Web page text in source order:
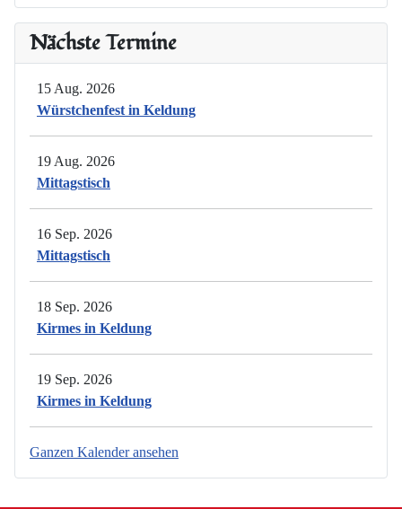
Nächste Termine
15 Aug. 2026
Würstchenfest in Keldung
19 Aug. 2026
Mittagstisch
16 Sep. 2026
Mittagstisch
18 Sep. 2026
Kirmes in Keldung
19 Sep. 2026
Kirmes in Keldung
Ganzen Kalender ansehen